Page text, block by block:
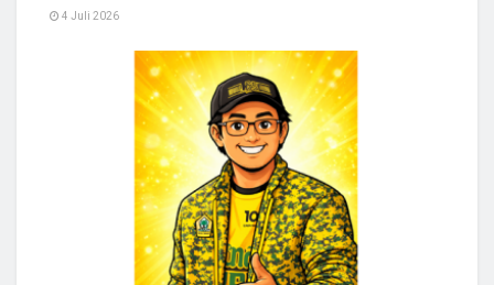
4 Juli 2026